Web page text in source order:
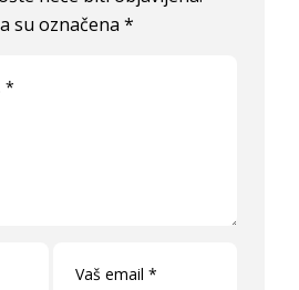
su označena*